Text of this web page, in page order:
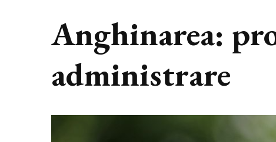
Anghinarea:
administrare